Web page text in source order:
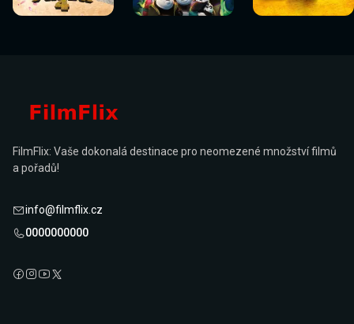
nyní
nyní
nyní
nyní
nyní
nyní
FilmFlix: Vaše dokonalá destinace pro neomezené množství filmů
a pořadů!
info@filmflix.cz
0000000000